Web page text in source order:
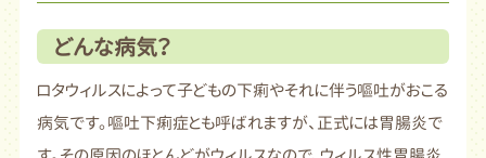
どんな病気？
ロタウィルスによって子どもの下痢やそれに伴う嘔吐がおこる
病気です。嘔吐下痢症とも呼ばれますが、正式には胃腸炎で